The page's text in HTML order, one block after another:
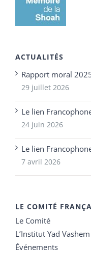
ACTUALITÉS
Rapport moral
29 juillet 2026
Le lien
24 juin 2026
Le lien
7 avril 2026
LE COMITÉ
Le Comité
L’Institut Yad Vashem
Événements